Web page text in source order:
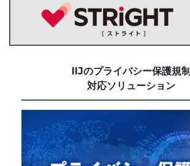
IIJのプライバシー保護規制
対応ソリューション